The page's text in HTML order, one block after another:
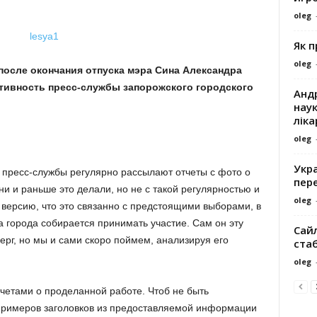
окончания отпуска мэра Сина Александра
пресс-службы запорожского городского
службы регулярно рассылают отчеты с фото о
и раньше это делали, но не с такой регулярностью и
что это связанно с предстоящими выборами, в
собирается принимать участие. Сам он эту
но мы и сами скоро поймем, анализируя его
о проделанной работе. Чтоб не быть
заголовков из предоставляемой информации
oleg
Як
oleg
oleg
oleg
oleg